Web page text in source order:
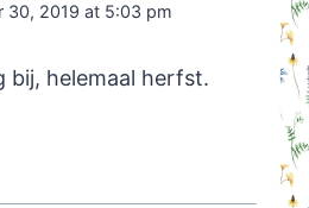
30, 2019 at 5:03 pm
bij, helemaal herfst.